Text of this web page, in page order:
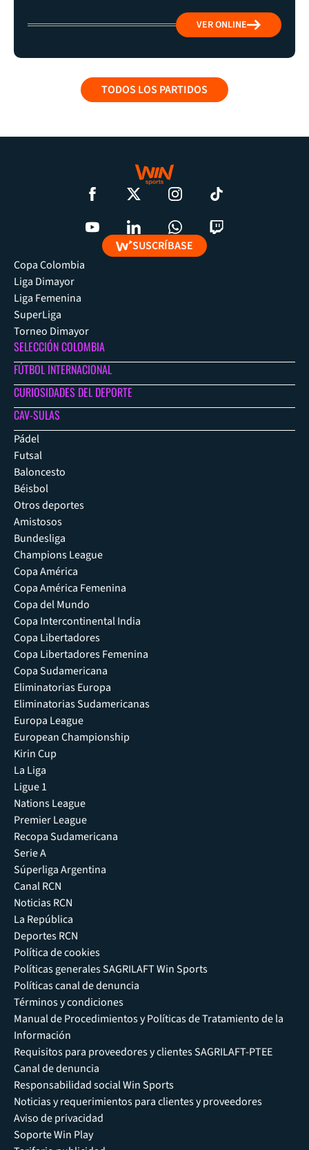
VER ONLINE
TODOS LOS PARTIDOS
SUSCRÍBASE
Copa Colombia
Liga Dimayor
Liga Femenina
SuperLiga
Torneo Dimayor
SELECCIÓN COLOMBIA
FÚTBOL INTERNACIONAL
CURIOSIDADES DEL DEPORTE
CAV-SULAS
Pádel
Futsal
Baloncesto
Béisbol
Otros deportes
Amistosos
Bundesliga
Champions League
Copa América
Copa América Femenina
Copa del Mundo
Copa Intercontinental India
Copa Libertadores
Copa Libertadores Femenina
Copa Sudamericana
Eliminatorias Europa
Eliminatorias Sudamericanas
Europa League
European Championship
Kirin Cup
La Liga
Ligue 1
Nations League
Premier League
Recopa Sudamericana
Serie A
Súperliga Argentina
Canal RCN
Noticias RCN
La República
Deportes RCN
Política de cookies
Políticas generales SAGRILAFT Win Sports
Políticas canal de denuncia
Términos y condiciones
Manual de Procedimientos y Políticas de Tratamiento de la
Información
Requisitos para proveedores y clientes SAGRILAFT-PTEE
Canal de denuncia
Responsabilidad social Win Sports
Noticias y requerimientos para clientes y proveedores
Aviso de privacidad
Soporte Win Play